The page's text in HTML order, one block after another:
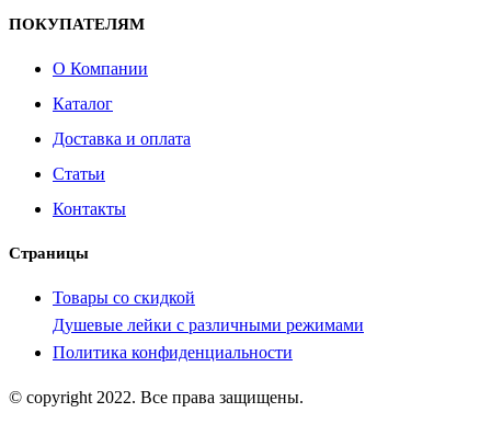
ПОКУПАТЕЛЯМ
О Компании
Каталог
Доставка и оплата
Статьи
Контакты
Страницы
Товары со скидкой
Душевые лейки с различными режимами
Политика конфиденциальности
© copyright 2022. Все права защищены.